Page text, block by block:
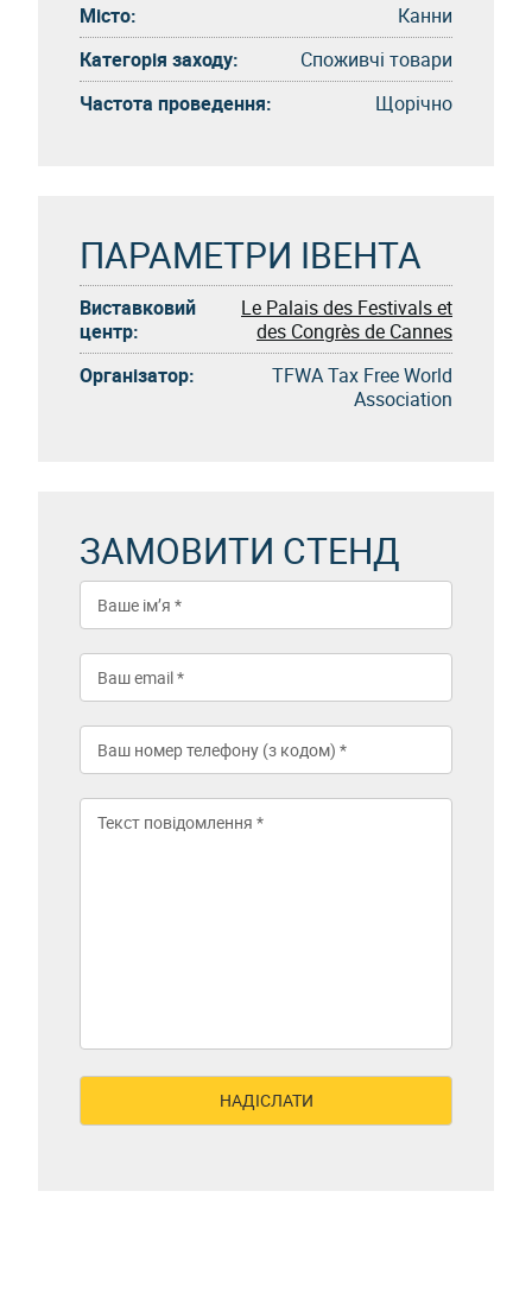
Місто:
Канни
Категорія заходу:
Споживчі товари
Частота проведення:
Щорічно
ПАРАМЕТРИ ІВЕНТА
Виставковий
центр:
Le Palais des Festivals et
des Congrès de Cannes
Організатор:
TFWA Tax Free World
Association
ЗАМОВИТИ СТЕНД